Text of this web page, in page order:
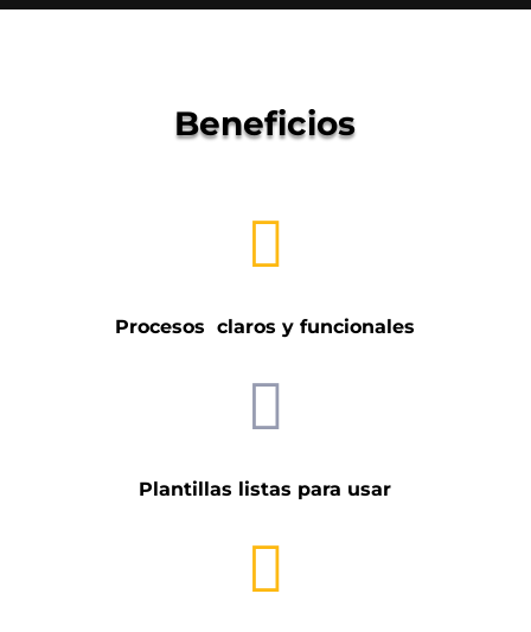
Beneficios

Procesos claros y funcionales

Plantillas listas para usar
